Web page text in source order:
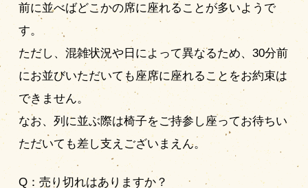
前に並べばどこかの席に座れることが多いようで
す。
ただし、混雑状況や日によって異なるため、30分前
にお並びいただいても座席に座れることをお約束は
できません。
なお、列に並ぶ際は椅子をご持参し座ってお待ちい
ただいても差し支えございまえん。
Q：売り切れはありますか？